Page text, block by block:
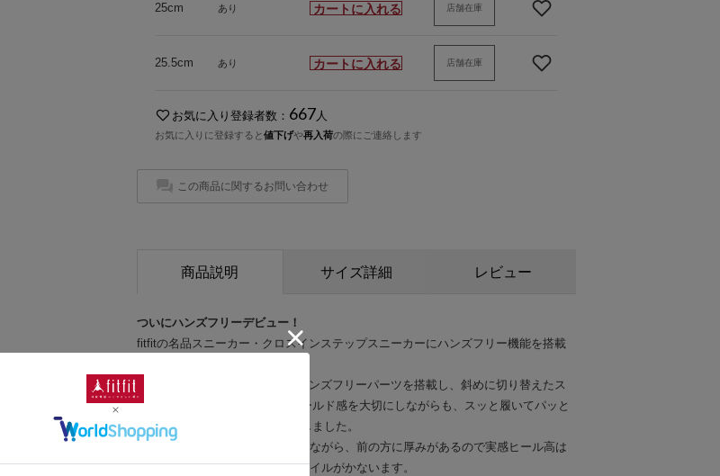
25cm あり カートに入れる 店舗在庫
25.5cm あり カートに入れる 店舗在庫
お気に入り登録者数： 667 人
お気に入りに登録すると値下げや再入荷の際にご連絡します
この商品に関するお問い合わせ
商品説明 サイズ詳細 レビュー
ついにハンズフリーデビュー！
fitfitの名品スニーカー・クロスインステップスニーカーにハンズフリー機能を搭載
かかと部分にfitfitオリジナルのハンズフリーパーツを搭載し、斜めに切り替えたス
トレッチ素材が足を包み込むホールド感を大切にしながらも、スッと履いてパッと
脱げる足落ちを追求してお作りしました。
見た目は4.5cmのヒール高がありながら、前の方に厚みがあるので実感ヒール高は
たったの2.5cmで楽チン美脚スタイルがかないます。